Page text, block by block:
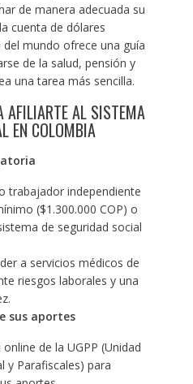
de manera adecuada su
cuenta de dólares
mundo ofrece una guía
de la salud, pensión y
una tarea más sencilla.
AFILIARTE AL SISTEMA
EN COLOMBIA
trabajador independiente
($1.300.000 COP) o
de seguridad social
a servicios médicos de
riesgos laborales y una
sus aportes
de la UGPP (Unidad
y Parafiscales) para